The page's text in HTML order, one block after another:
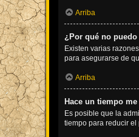
Arriba
¿Por qué no
Existen varias
para asegurarse de
Arriba
Hace un tiempo
Es posible que la
tiempo para reducir el